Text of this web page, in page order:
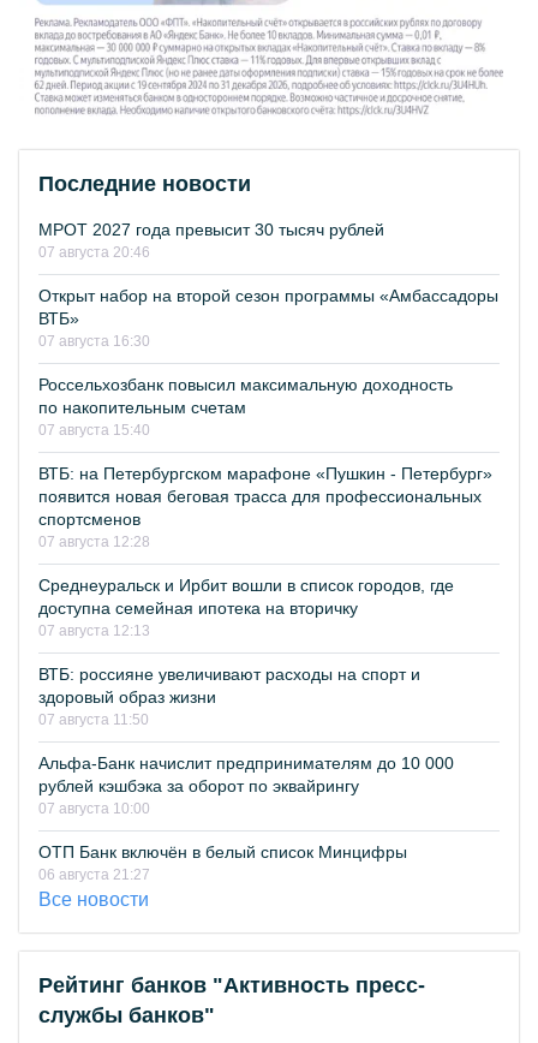
Последние новости
МРОТ 2027 года превысит 30 тысяч рублей
07 августа 20:46
Открыт набор на второй сезон программы «Амбассадоры
ВТБ»
07 августа 16:30
Россельхозбанк повысил максимальную доходность
по накопительным счетам
07 августа 15:40
ВТБ: на Петербургском марафоне «Пушкин - Петербург»
появится новая беговая трасса для профессиональных
спортсменов
07 августа 12:28
Среднеуральск и Ирбит вошли в список городов, где
доступна семейная ипотека на вторичку
07 августа 12:13
ВТБ: россияне увеличивают расходы на спорт и
здоровый образ жизни
07 августа 11:50
Альфа-Банк начислит предпринимателям до 10 000
рублей кэшбэка за оборот по эквайрингу
07 августа 10:00
ОТП Банк включён в белый список Минцифры
06 августа 21:27
Все новости
Рейтинг банков "Активность пресс-
службы банков"